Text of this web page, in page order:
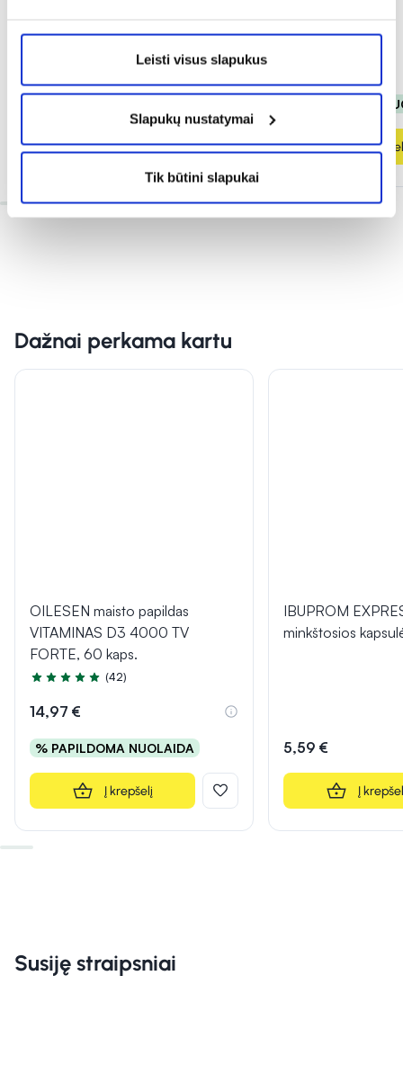
Leisti visus slapukus
Slapukų nustatymai
Tik būtini slapukai
(1)
Į krepšelį
Įvertinimas 5.0 iš 5
(4)
% PAPILDOMA
Į
Dažnai perkama kartu
OILESEN maisto papildas
VITAMINAS D3 4000 TV
FORTE, 60 kaps.
Įvertinimas 5.0 iš 5
(42)
14,97 €
% PAPILDOMA NUOLAIDA
Į krepšelį
IBUPROM
minkštosios
5,59 €
Į
Susiję straipsniai